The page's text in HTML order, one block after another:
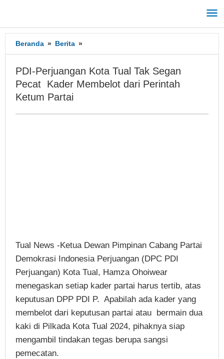
konten
Beranda » Berita »
Perjuangan
Tual
Tak
Kader
PDI-Perjuangan Kota Tual Tak Segan
Pecat Kader Membelot dari Perintah
Ketum Partai
Tual News -Ketua Dewan Pimpinan Cabang Partai
Demokrasi Indonesia Perjuangan (DPC PDI
Perjuangan) Kota Tual, Hamza Ohoiwear
menegaskan setiap kader partai harus tertib, atas
keputusan DPP PDI P. Apabilah ada kader yang
membelot dari keputusan partai atau bermain dua
kaki di Pilkada Kota Tual 2024, pihaknya siap
mengambil tindakan tegas berupa sangsi
pemecatan.